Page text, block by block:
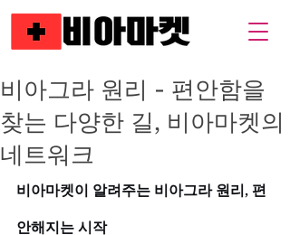
비아그라 원리 - 편안함을
찾는 다양한 길, 비아마켓의
네트워크
비아마켓이 알려주는 비아그라 원리, 편
안해지는 시작